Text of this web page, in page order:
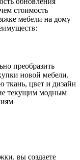
стоимость
мебели на дому
преобразить
новой мебели.
ткань, цвет и дизайн
текущим модным
вы создаете